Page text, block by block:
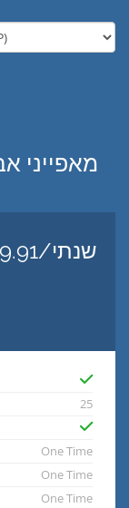
מאפייני
£19.91/שנתי
25
One Time
One Time
One Time